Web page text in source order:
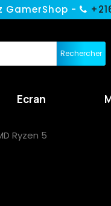
GamerShop -
Rechercher
Ecran
Ryzen 5